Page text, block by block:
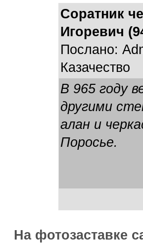
Соратник
Игоревич
Послано:
Казачество
В 965 году
другими
алан и
Поросье.
На фотозаставке